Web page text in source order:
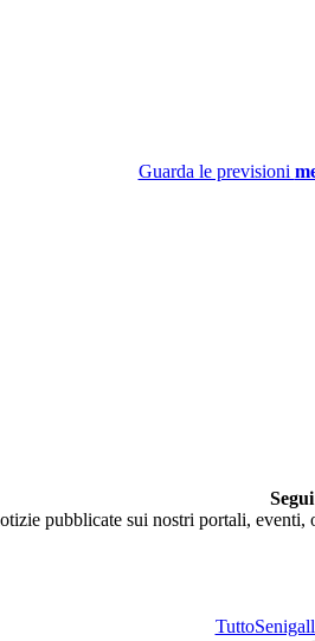
Guarda le previsioni
pubblicate sui nostri portali,